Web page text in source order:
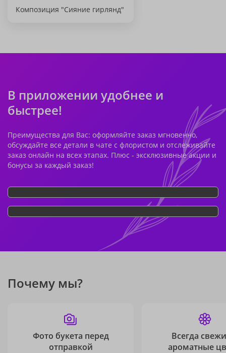
Композиция "Сияние гирлянд"
В приложении удобнее и
быстрее!
Преимущества для Вас: оформляйте заказ мгновенно,
обсуждайте все детали в чате с флористом и отслеживайте
заказ онлайн на всех этапах. Плюс - эксклюзивные акции и
бонусы за каждый заказ!
Почему мы?
Фото букета перед
отправкой
Всегда
ароматные